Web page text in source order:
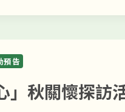
預告
」秋關懷探訪